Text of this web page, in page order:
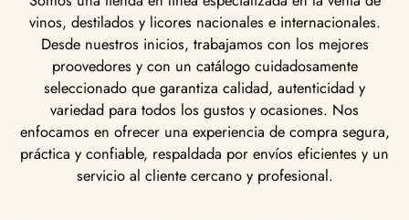
vinos, destilados y licores nacionales e internacionales.
Desde nuestros inicios, trabajamos con los mejores
proovedores y con un catálogo cuidadosamente
seleccionado que garantiza calidad, autenticidad y
variedad para todos los gustos y ocasiones. Nos
enfocamos en ofrecer una experiencia de compra segura,
práctica y confiable, respaldada por envíos eficientes y un
servicio al cliente cercano y profesional.